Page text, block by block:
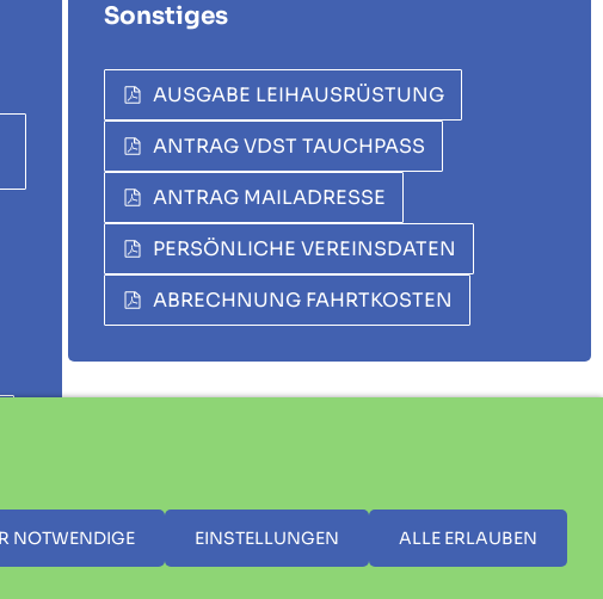
Sonstiges
AUSGABE LEIHAUSRÜSTUNG
ANTRAG VDST TAUCHPASS
ANTRAG MAILADRESSE
PERSÖNLICHE VEREINSDATEN
ABRECHNUNG FAHRTKOSTEN
NOTWENDIGE EINSTELLUNGEN ALLE ERLAUBEN